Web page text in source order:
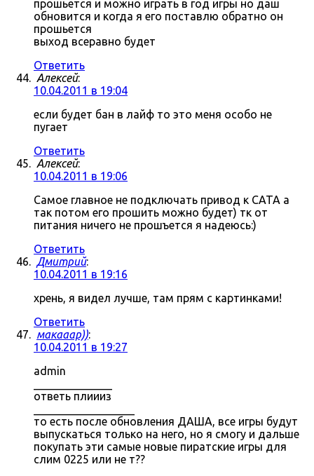
прошьется и можно играть в год игры но даш
обновится и когда я его поставлю обратно он
прошьется
выход всеравно будет
Ответить
Алексей:
10.04.2011 в 19:04
если будет бан в лайф то это меня особо не
пугает
Ответить
Алексей:
10.04.2011 в 19:06
Самое главное не подключать привод к САТА а
так потом его прошить можно будет) тк от
питания ничего не прошъется я надеюсь:)
Ответить
Дмитрий:
10.04.2011 в 19:16
хрень, я видел лучше, там прям с картинками!
Ответить
макааар)):
10.04.2011 в 19:27
admin
ответь плиииз
то есть после обновления ДАША, все игры будут
выпускаться только на него, но я смогу и дальше
покупать эти самые новые пиратские игры для
слим 0225 или не т??